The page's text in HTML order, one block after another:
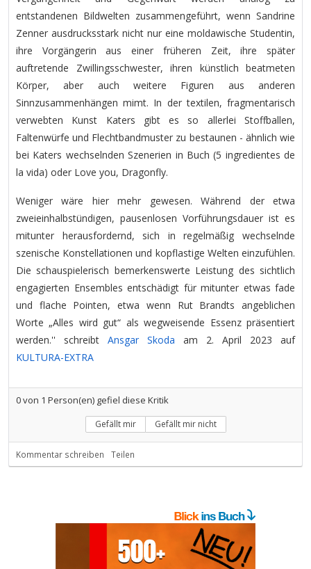
entstandenen Bildwelten zusammengeführt, wenn Sandrine
Zenner ausdrucksstark nicht nur eine moldawische Studentin,
ihre Vorgängerin aus einer früheren Zeit, ihre später
auftretende Zwillingsschwester, ihren künstlich beatmeten
Körper, aber auch weitere Figuren aus anderen
Sinnzusammenhängen mimt. In der textilen, fragmentarisch
verwebten Kunst Katers gibt es so allerlei Stoffballen,
Faltenwürfe und Flechtbandmuster zu bestaunen - ähnlich wie
bei Katers wechselnden Szenerien in Buch (5 ingredientes de
la vida) oder Love you, Dragonfly.
Weniger wäre hier mehr gewesen. Während der etwa
zweieinhalbstündigen, pausenlosen Vorführungsdauer ist es
mitunter herausfordernd, sich in regelmäßig wechselnde
szenische Konstellationen und kopflastige Welten einzufühlen.
Die schauspielerisch bemerkenswerte Leistung des sichtlich
engagierten Ensembles entschädigt für mitunter etwas fade
und flache Pointen, etwa wenn Rut Brandts angeblichen
Worte „Alles wird gut“ als wegweisende Essenz präsentiert
werden.'' schreibt Ansgar Skoda am 2. April 2023 auf
KULTURA-EXTRA
0von 1 Person(en) gefiel diese Kritik
Gefällt mir Gefällt mir nicht
Kommentar schreiben Teilen